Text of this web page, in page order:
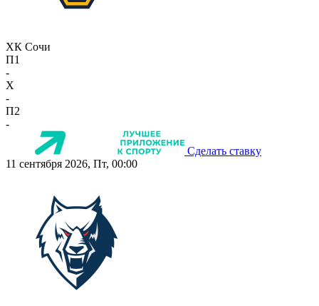
ХК Сочи
П1
-
X
-
П2
-
Сделать ставку
11 сентября 2026, Пт, 00:00